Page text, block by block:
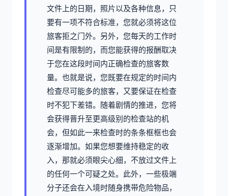
文件上的日期，照片以及各种信息，只
要有一项不符合标准，您就必须将这位
旅客拒之门外。另外，您每天的工作时
间是有限制的，而您能获得的报酬取决
于您在这段时间内正确检查的旅客数
量。也就是说，您既要在规定的时间内
检查尽可能多的旅客，又要保证在检查
时不犯下差错。随着剧情的推进，您将
会获得晋升至更高级别的检查站的机
会，但如此一来检查时的条条框框也会
逐渐增加。如果您想要维持稳定的收
入，那就必须眼尖心细，不放过文件上
的任何一个可疑之处。此外，一些极端
分子还会在入境时随身携带危险物品，